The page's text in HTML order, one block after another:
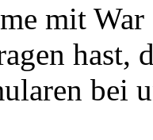
mit
hast,
bei